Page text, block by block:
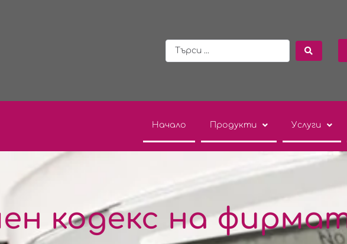
Начало Продукти Услуги
кодекс на